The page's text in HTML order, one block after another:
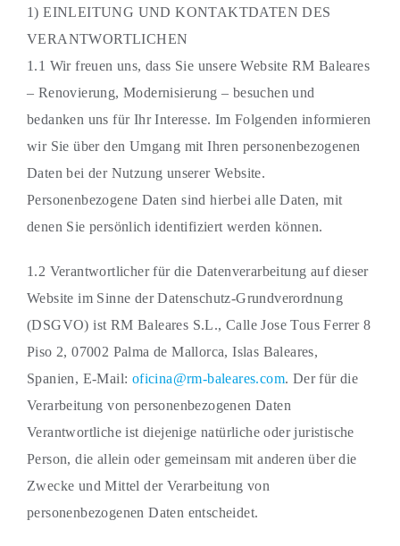
1) EINLEITUNG UND KONTAKTDATEN DES
VERANTWORTLICHEN
1.1 Wir freuen uns, dass Sie unsere Website RM Baleares
– Renovierung, Modernisierung – besuchen und
bedanken uns für Ihr Interesse. Im Folgenden informieren
wir Sie über den Umgang mit Ihren personenbezogenen
Daten bei der Nutzung unserer Website.
Personenbezogene Daten sind hierbei alle Daten, mit
denen Sie persönlich identifiziert werden können.
1.2 Verantwortlicher für die Datenverarbeitung auf dieser
Website im Sinne der Datenschutz-Grundverordnung
(DSGVO) ist RM Baleares S.L., Calle Jose Tous Ferrer 8
Piso 2, 07002 Palma de Mallorca, Islas Baleares,
Spanien, E-Mail: oficina@rm-baleares.com. Der für die
Verarbeitung von personenbezogenen Daten
Verantwortliche ist diejenige natürliche oder juristische
Person, die allein oder gemeinsam mit anderen über die
Zwecke und Mittel der Verarbeitung von
personenbezogenen Daten entscheidet.